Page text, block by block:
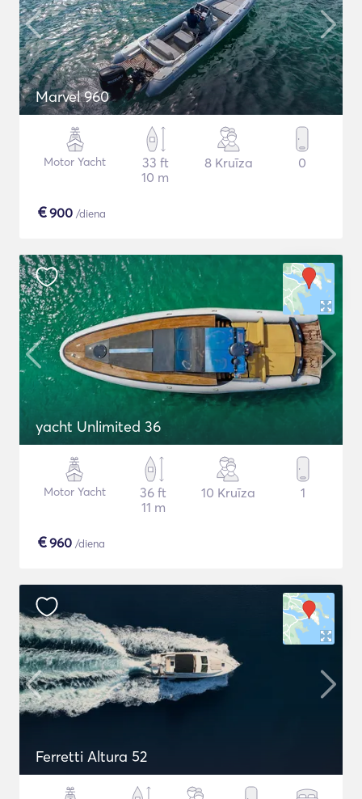
Marvel 960
Motor Yacht
33 ft
10 m
8 Kruīza 0
€900 /diena
yacht Unlimited 36
Motor Yacht
36 ft
11 m
10 Kruīza 1
€960 /diena
Ferretti Altura 52